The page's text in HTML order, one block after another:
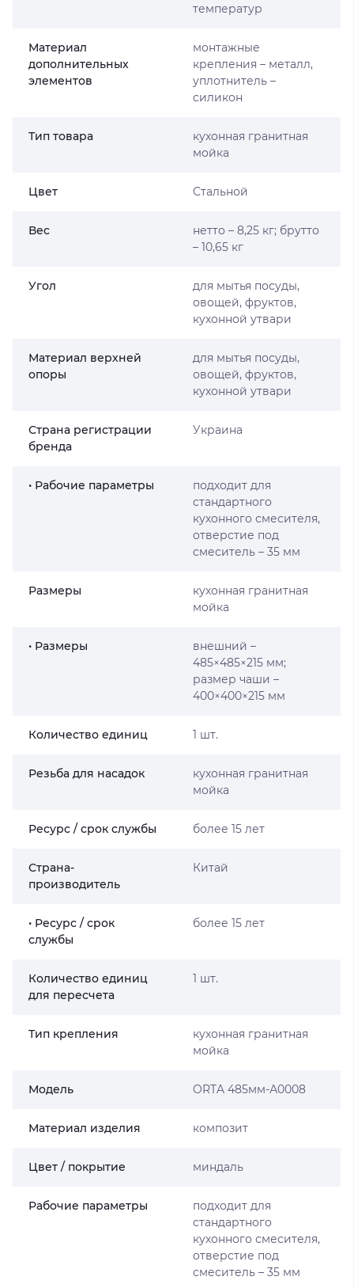
температур
Материал
дополнительных
элементов
монтажные
крепления – металл,
уплотнитель –
силикон
Тип товара
кухонная гранитная
мойка
Цвет Стальной
Вес
нетто – 8,25 кг; брутто
– 10,65 кг
Угол
для мытья посуды,
овощей, фруктов,
кухонной утвари
Материал верхней
опоры
для мытья посуды,
овощей, фруктов,
кухонной утвари
Страна регистрации
бренда
Украина
• Рабочие параметры
подходит для
стандартного
кухонного смесителя,
отверстие под
смеситель – 35 мм
Размеры
кухонная гранитная
мойка
• Размеры
внешний –
485×485×215 мм;
размер чаши –
400×400×215 мм
Количество единиц 1 шт.
Резьба для насадок
кухонная гранитная
мойка
Ресурс / срок службы более 15 лет
Страна-
производитель
Китай
• Ресурс / срок
службы
более 15 лет
Количество единиц
для пересчета
1 шт.
Тип крепления
кухонная гранитная
мойка
Мoдель ORTA 485мм-А0008
Материал изделия композит
Цвет / покрытие миндаль
Рабочие параметры
подходит для
стандартного
кухонного смесителя,
отверстие под
смеситель – 35 мм